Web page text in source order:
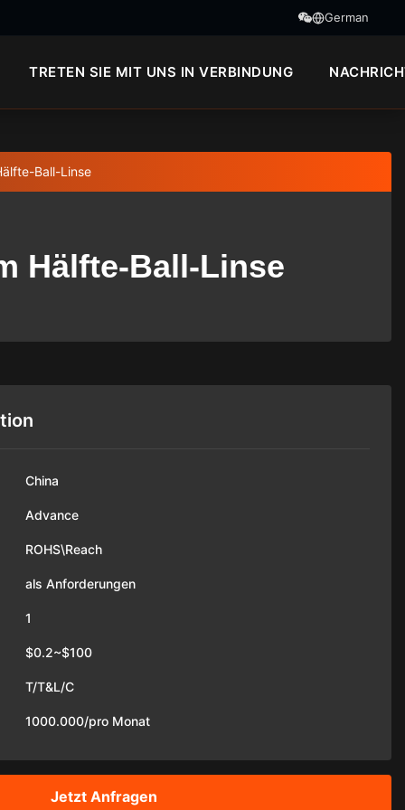
German
TRETEN SIE MIT UNS IN VERBINDUNG
Ball-Linse
Hälfte-Ball-Linse
China
Advance
ROHS\Reach
als Anforderungen
1
$0.2~$100
T/T&L/C
1000.000/pro Monat
Jetzt Anfragen